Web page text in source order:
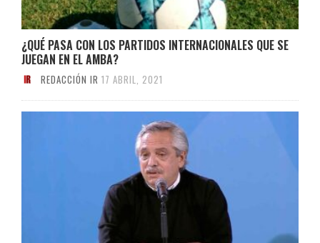
¿QUÉ PASA CON LOS PARTIDOS INTERNACIONALES QUE SE
JUEGAN EN EL AMBA?
REDACCIÓN IR 17 ABRIL, 2021